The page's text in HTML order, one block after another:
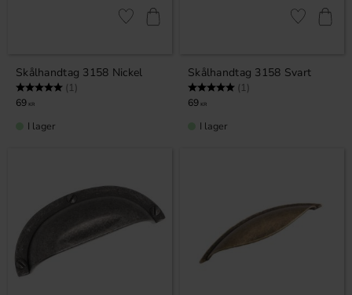
Skålhandtag 3158 Nickel
Betyg: (1)
69 KR
Lägg till i favoriter
I lager
Skålhandtag 3158 Svart
Betyg: (1)
69 KR
Lägg till i
I lager